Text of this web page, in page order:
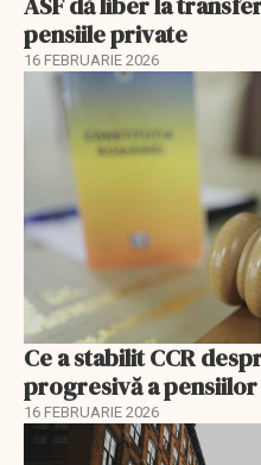
pensiile private
16 FEBRUARIE 2026
Ce a stabilit CCR
progresivă a
16 FEBRUARIE 2026